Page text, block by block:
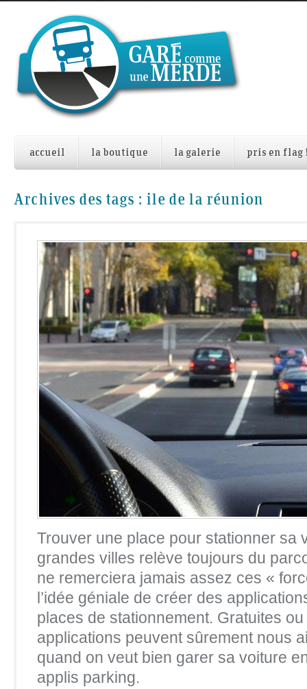
accueil la boutique la galerie pris en flag
Archives des tags : ile de la réunion
Trouver une place pour stationner sa
grandes villes relève toujours du
ne remerciera jamais assez ces «
l’idée géniale de créer des
places de stationnement. Gratuites
applications peuvent sûrement nous
quand on veut bien garer sa voiture
applis parking.